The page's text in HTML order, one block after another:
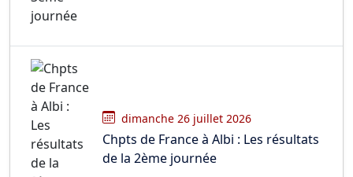
dimanche 26 juillet 2026
Chpts de France à Albi : Les résultats
de la 2ème journée